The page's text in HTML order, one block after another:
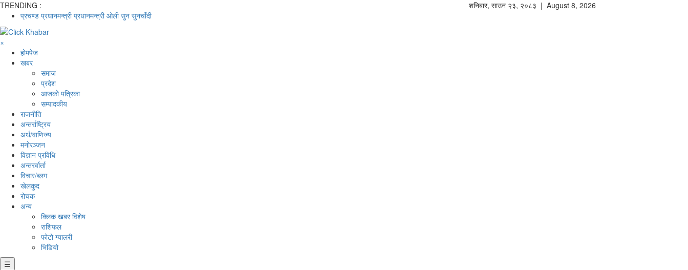
TRENDING :
प्रचण्ड प्रधानमन्त्री प्रधानमन्त्री ओली सुन सुनचाँदी
शनिबार, साउन २३, २०८३ | August 8, 2026
×
होमपेज
खबर
समाज
प्रदेश
आजको पत्रिका
सम्पादकीय
राजनीति
अन्तर्राष्ट्रिय
अर्थ/वाणिज्य
मनाेरञ्जन
विज्ञान प्रविधि
अन्तरर्वार्ता
विचार/ब्लग
खेलकुद
रोचक
अन्य
क्लिक खबर विशेष
राशिफल
फोटो ग्यालरी
भिडियो
☰